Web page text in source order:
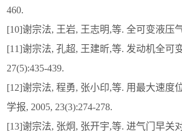
460.
[10]谢宗法, 王岩, 王志明,等. 全可变液压
[11]谢宗法, 孔超, 王建昕,等. 发动机全可
27(5):435-439.
[12]谢宗法, 程勇, 张小印,等. 用最大速度
学报, 2005, 23(3):274-278.
[13]谢宗法, 张炯, 张开宇,等. 进气门早关